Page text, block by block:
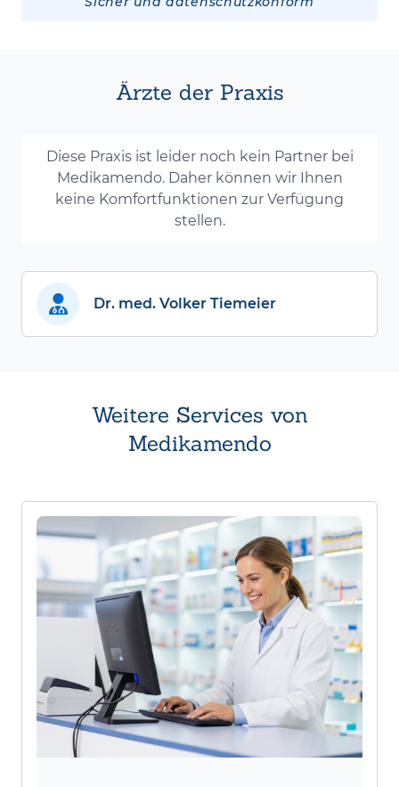
Ärzte der Praxis
Diese Praxis ist leider noch kein Partner bei
Medikamendo. Daher können wir Ihnen
keine Komfortfunktionen zur Verfügung
stellen.
Dr. med. Volker Tiemeier
Weitere Services von
Medikamendo